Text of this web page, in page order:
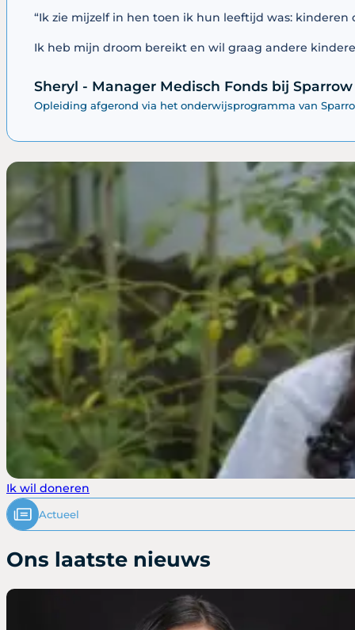
“Ik zie mijzelf in hen toen ik hun leeftijd was: kinderen
Ik heb mijn droom bereikt en wil graag andere
Sheryl - Manager Medisch Fonds bij Sparrow
Opleiding afgerond via het onderwijsprogramma van
Ik wil doneren
Actueel
Ons laatste nieuws